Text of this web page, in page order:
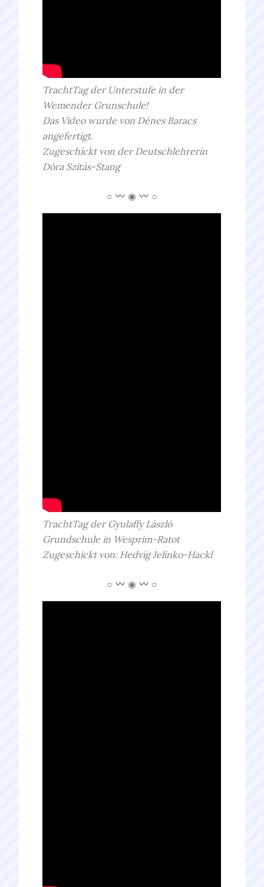
TrachtTag der Unterstufe in der
Wemender Grunschule!
Das Video wurde von Dénes Baracs
angefertigt.
Zugeschickt von der Deutschlehrerin
Dóra Szitás-Stang
○ ◉ ○
TrachtTag der Gyulaffy László
Grundschule in Wesprim-Ratot
Zugeschickt von: Hedvig Jelinko-Hackl
○ ◉ ○